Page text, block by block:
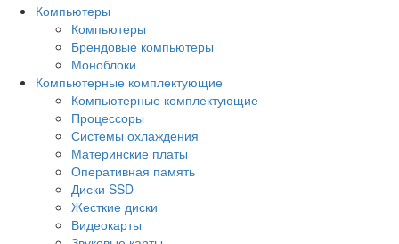
Компьютеры
Компьютеры
Брендовые компьютеры
Моноблоки
Компьютерные комплектующие
Компьютерные комплектующие
Процессоры
Системы охлаждения
Материнские платы
Оперативная память
Диски SSD
Жесткие диски
Видеокарты